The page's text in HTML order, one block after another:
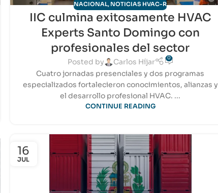
NACIONAL, NOTICIAS HVAC-R
IIC culmina exitosamente HVAC
Experts Santo Domingo con
profesionales del sector
Posted by Carlos Híjar 0
Cuatro jornadas presenciales y dos programas
especializados fortalecieron conocimientos, alianzas y
el desarrollo profesional HVAC. ...
CONTINUE READING
16
JUL